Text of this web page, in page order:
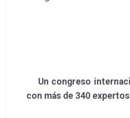
Un congreso
con más de 340 expertos